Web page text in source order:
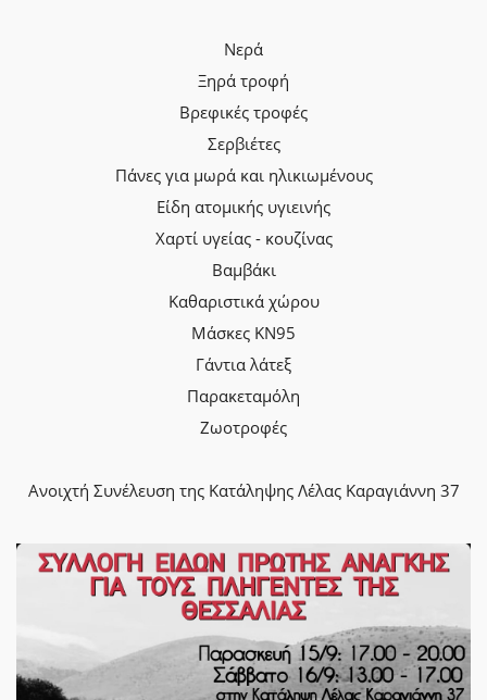
Νερά
Ξηρά τροφή
Βρεφικές τροφές
Σερβιέτες
Πάνες για μωρά και ηλικιωμένους
Είδη ατομικής υγιεινής
Χαρτί υγείας - κουζίνας
Βαμβάκι
Καθαριστικά χώρου
Μάσκες ΚΝ95
Γάντια λάτεξ
Παρακεταμόλη
Ζωοτροφές
Ανοιχτή Συνέλευση της Κατάληψης Λέλας Καραγιάννη 37